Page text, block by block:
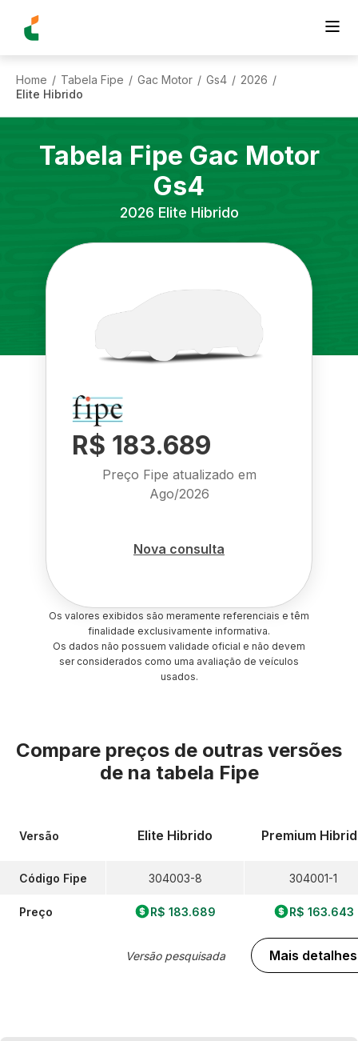
Home / Tabela Fipe / Gac Motor / Gs4 / 2026 /
Elite Hibrido
Tabela Fipe Gac Motor
Gs4
2026 Elite Hibrido
R$ 183.689
Preço Fipe atualizado em
Ago/2026
Nova consulta
Os valores exibidos são meramente referenciais e têm
finalidade exclusivamente informativa.
Os dados não possuem validade oficial e não devem
ser considerados como uma avaliação de veículos
usados.
Compare preços de outras versões
de na tabela Fipe
Versão
Código Fipe
Preço
Elite Hibrido
304003-8
R$ 183.689
Versão pesquisada
Premium
304001-1
R$ 163.643
Mais detalhes